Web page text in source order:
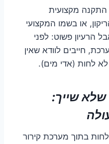
מקצועית
או בשמו המקצועי
הרעיון פשוט: לפני
חייבים לוודא שאין
לחות (אדי מים).
שייך:
בתוך מערכת קירור